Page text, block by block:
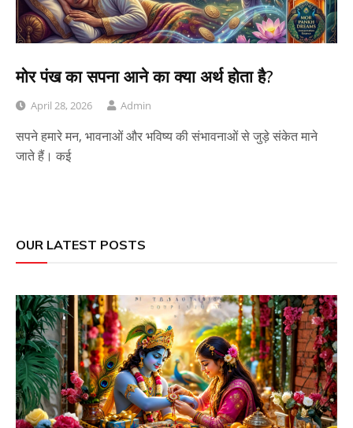
मोर पंख का सपना आने का क्या अर्थ होता है?
April 28, 2026 Admin
सपने हमारे मन, भावनाओं और भविष्य की संभावनाओं से जुड़े संकेत माने
जाते हैं। कई
OUR LATEST POSTS